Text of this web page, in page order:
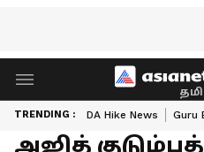
TRENDING : DA Hike News Guru
அஜித்